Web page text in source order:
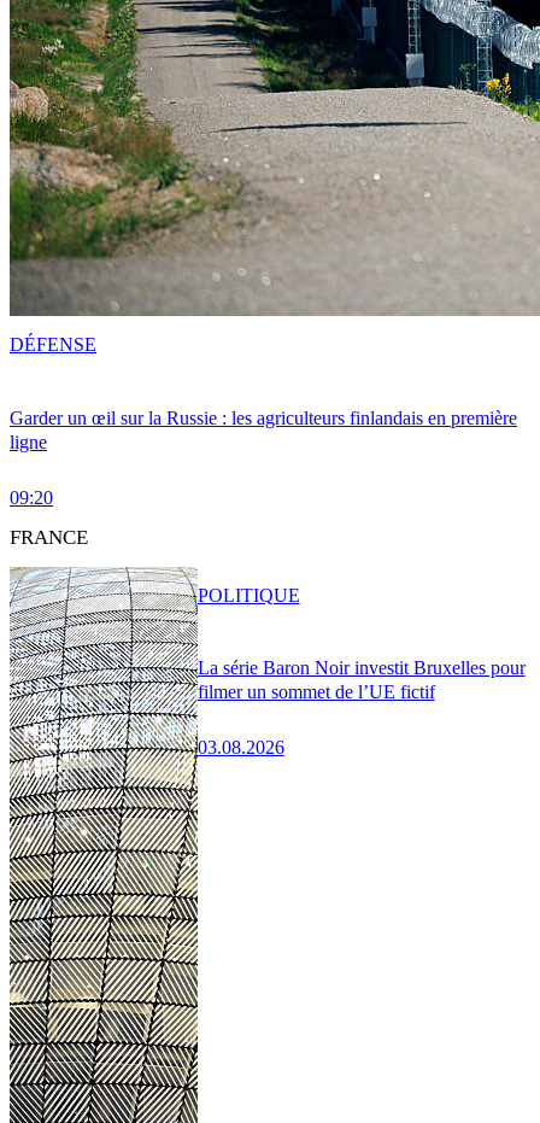
Garder un œil sur la Russie : les agriculteurs finlandais en première
ligne
09:20
DÉFENSE
FRANCE
La série Baron Noir investit Bruxelles pour
filmer un sommet de l’UE fictif
03.08.2026
POLITIQUE